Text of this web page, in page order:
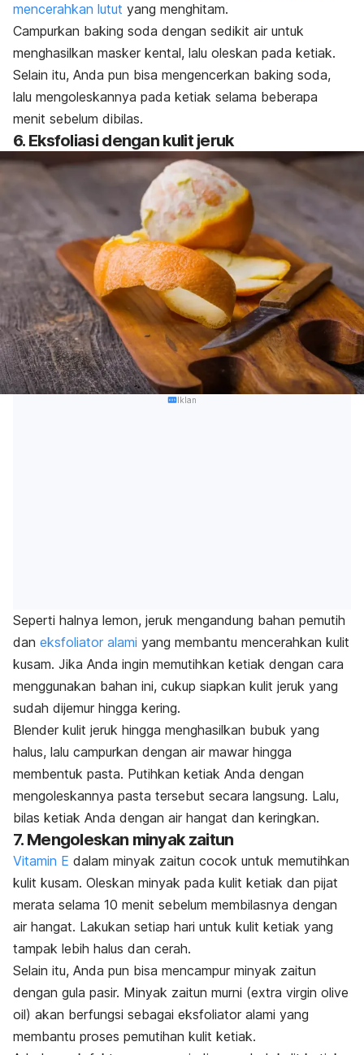
mencerahkan lutut yang menghitam.
Campurkan baking soda dengan sedikit air untuk
menghasilkan masker kental, lalu oleskan pada ketiak.
Selain itu, Anda pun bisa mengencerkan baking soda,
lalu mengoleskannya pada ketiak selama beberapa
menit sebelum dibilas.
6. Eksfoliasi dengan kulit jeruk
Iklan
Seperti halnya lemon, jeruk mengandung bahan pemutih
dan eksfoliator alami yang membantu mencerahkan kulit
kusam. Jika Anda ingin memutihkan ketiak dengan cara
menggunakan bahan ini, cukup siapkan kulit jeruk yang
sudah dijemur hingga kering.
Blender kulit jeruk hingga menghasilkan bubuk yang
halus, lalu campurkan dengan air mawar hingga
membentuk pasta. Putihkan ketiak Anda dengan
mengoleskannya pasta tersebut secara langsung. Lalu,
bilas ketiak Anda dengan air hangat dan keringkan.
7. Mengoleskan minyak zaitun
Vitamin E dalam minyak zaitun cocok untuk memutihkan
kulit kusam. Oleskan minyak pada kulit ketiak dan pijat
merata selama 10 menit sebelum membilasnya dengan
air hangat. Lakukan setiap hari untuk kulit ketiak yang
tampak lebih halus dan cerah.
Selain itu, Anda pun bisa mencampur minyak zaitun
dengan gula pasir. Minyak zaitun murni (extra virgin olive
oil) akan berfungsi sebagai eksfoliator alami yang
membantu proses pemutihan kulit ketiak.